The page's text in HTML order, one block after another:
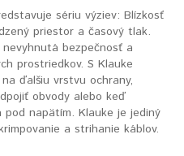
sériu výziev: Blízkosť
priestor a časový tlak.
bezpečnosť a
prostriedkov. S Klauke
ďalšiu vrstvu ochrany,
obvody alebo keď
napätím. Klauke je jediný
a strihanie káblov.